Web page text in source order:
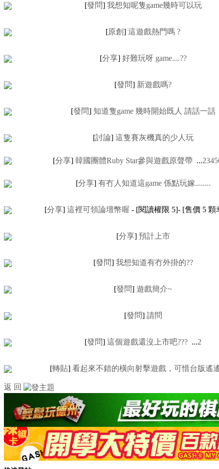
[發問] 我想知呢隻game幾時可以玩
[原創] 這遊戲熱門嗎 ?
[分享] 好難玩呀 game....??
[發問] 新遊戲嗎?
[發問] 知道隻game 幾時開始既人 請話一話
[討論] 這隻賽灰機真的少人玩
[分享] 韓國團體Ruby Star參與遊戲原聲帶 ...2345
[分享] 有冇人知道這game 係點玩嫁........
[分享] 這裡可領論壇幣喔 - [閱讀權限 5]- [售價 5顆
[分享] 預計上市
[發問] 我想知道有冇外掛的??
[發問] 遊戲簡介~
[發問] 請問
[發問] 這個遊戲還沒上市吧??? ...2
[轉貼] 看起來不錯的橫向射擊遊戲，可惜台版遙
返 回